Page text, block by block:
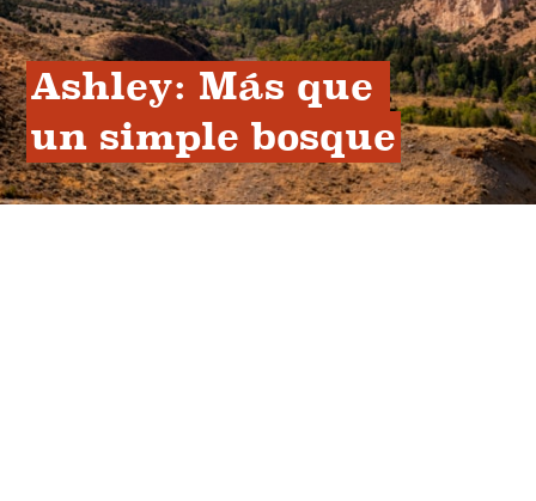
Ashley: Más que
un simple bosque